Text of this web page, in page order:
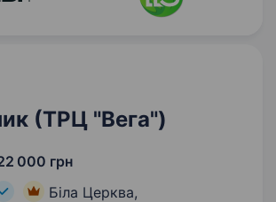
(ТРЦ "Вега")
000 грн
Біла Церква,